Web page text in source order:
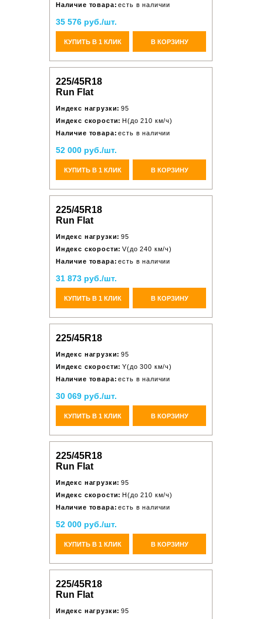
Наличие товара: есть в наличии
35 576 руб./шт.
КУПИТЬ В 1 КЛИК В КОРЗИНУ
225/45R18
Run Flat
Индекс нагрузки: 95
Индекс скорости: H(до 210 км/ч)
Наличие товара: есть в наличии
52 000 руб./шт.
КУПИТЬ В 1 КЛИК В КОРЗИНУ
225/45R18
Run Flat
Индекс нагрузки: 95
Индекс скорости: V(до 240 км/ч)
Наличие товара: есть в наличии
31 873 руб./шт.
КУПИТЬ В 1 КЛИК В КОРЗИНУ
225/45R18
Индекс нагрузки: 95
Индекс скорости: Y(до 300 км/ч)
Наличие товара: есть в наличии
30 069 руб./шт.
КУПИТЬ В 1 КЛИК В КОРЗИНУ
225/45R18
Run Flat
Индекс нагрузки: 95
Индекс скорости: H(до 210 км/ч)
Наличие товара: есть в наличии
52 000 руб./шт.
КУПИТЬ В 1 КЛИК В КОРЗИНУ
225/45R18
Run Flat
Индекс нагрузки: 95